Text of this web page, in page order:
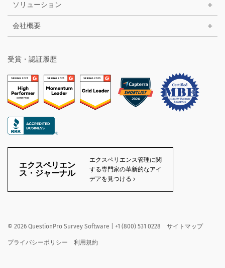
ソリューション
会社概要
受賞・認証履歴
エクスペリエン
ス・ジャーナル
エクスペリエンス管理に関
する専門家の革新的なアイ
デアを見つける
© 2026 QuestionPro Survey Software | +1 (800) 531 0228 サイトマップ
プライバシーポリシー 利用規約